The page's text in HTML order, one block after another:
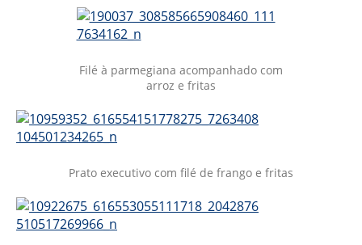
Filé à parmegiana acompanhado com
arroz e fritas
Prato executivo com filé de frango e fritas